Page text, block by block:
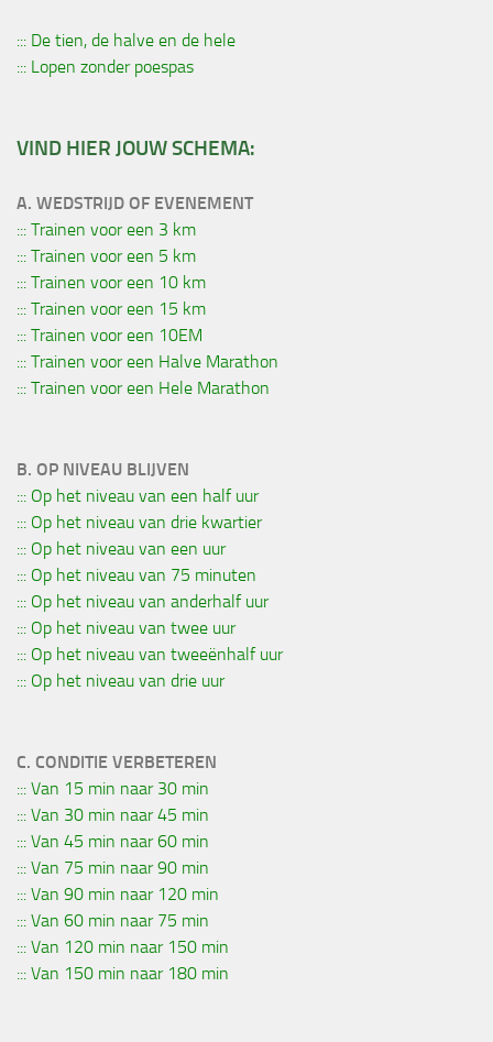
::: De tien, de halve en de hele
::: Lopen zonder poespas
VIND HIER JOUW SCHEMA:
A. WEDSTRIJD OF EVENEMENT
::: Trainen voor een 3 km
::: Trainen voor een 5 km
::: Trainen voor een 10 km
::: Trainen voor een 15 km
::: Trainen voor een 10EM
::: Trainen voor een Halve Marathon
::: Trainen voor een Hele Marathon
B. OP NIVEAU BLIJVEN
::: Op het niveau van een half uur
::: Op het niveau van drie kwartier
::: Op het niveau van een uur
::: Op het niveau van 75 minuten
::: Op het niveau van anderhalf uur
::: Op het niveau van twee uur
::: Op het niveau van tweeënhalf uur
::: Op het niveau van drie uur
C. CONDITIE VERBETEREN
::: Van 15 min naar 30 min
::: Van 30 min naar 45 min
::: Van 45 min naar 60 min
::: Van 75 min naar 90 min
::: Van 90 min naar 120 min
::: Van 60 min naar 75 min
::: Van 120 min naar 150 min
::: Van 150 min naar 180 min